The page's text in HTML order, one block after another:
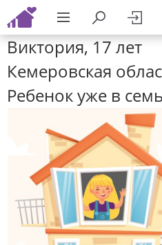
Виктория, 17 лет
Кемеровская
Ребенок уже в